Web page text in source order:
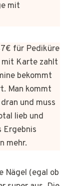
mit
für Pediküre
mit Karte zahlt
bekommt
Man kommt
und muss
lieb und
Ergebnis
mehr.
Nägel (egal ob